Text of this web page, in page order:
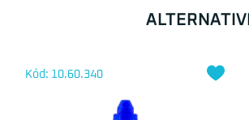
Kód: 10.60.340